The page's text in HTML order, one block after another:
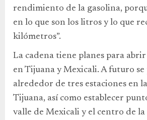
rendimiento de la gasolina,
en lo que son los litros y lo que
kilómetros”.
La cadena tiene planes para abrir
en Tijuana y Mexicali. A futuro
alrededor de tres estaciones en
Tijuana, así como establecer
valle de Mexicali y el centro de la